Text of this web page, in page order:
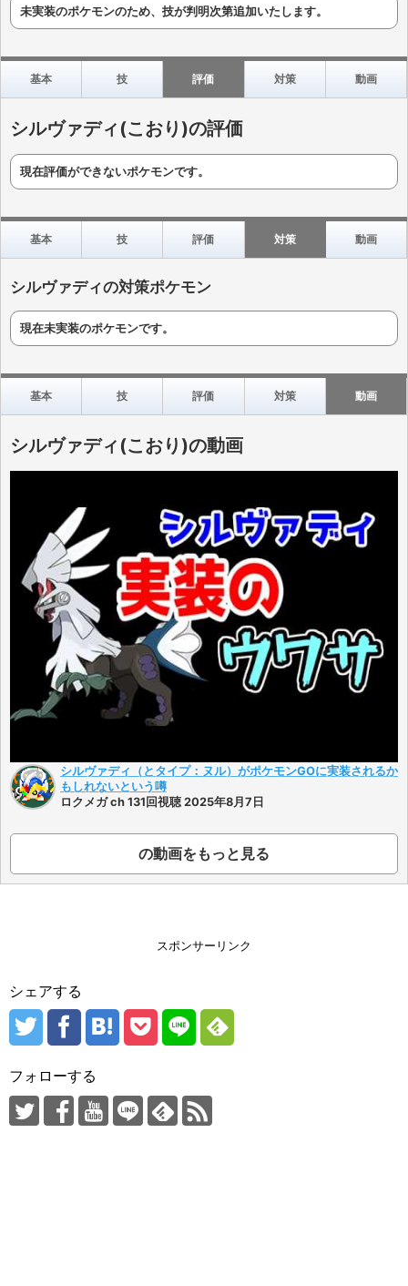
未実装のポケモンのため、技が判明次第追加いたします。
基本 技 評価 対策 動画
シルヴァディ(こおり)の評価
現在評価ができないポケモンです。
基本 技 評価 対策 動画
シルヴァディの対策ポケモン
現在未実装のポケモンです。
基本 技 評価 対策 動画
シルヴァディ(こおり)の動画
シルヴァディ（とタイプ：ヌル）がポケモンGOに実装されるか
もしれないという噂
ロクメガ ch 131回視聴 2025年8月7日
の動画をもっと見る
スポンサーリンク
シェアする
フォローする